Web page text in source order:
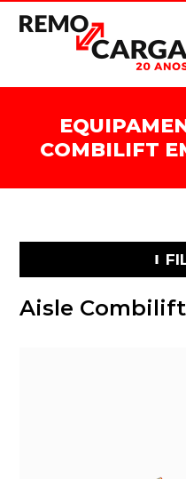
COMBILIFT
Aisle